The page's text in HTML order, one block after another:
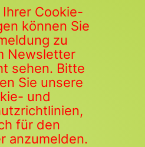
Cookie-
können Sie
zu
Newsletter
sehen. Bitte
Sie unsere
und
für den
anzumelden.